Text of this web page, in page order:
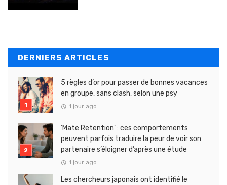
DERNIERS ARTICLES
5 règles d’or pour passer de bonnes vacances
en groupe, sans clash, selon une psy
1 jour ago
‘Mate Retention’ : ces comportements
peuvent parfois traduire la peur de voir son
partenaire s’éloigner d’après une étude
1 jour ago
Les chercheurs japonais ont identifié le